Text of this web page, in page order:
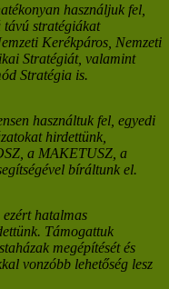
használjuk fel,
távú stratégiákat
Kerékpáros, Nemzeti
Stratégiát, valamint
Stratégia is.
használtuk fel, egyedi
hirdettünk,
a MAKETUSZ, a
bíráltunk el.
ezért hatalmas
Támogattuk
megépítését és
vonzóbb lehetőség lesz